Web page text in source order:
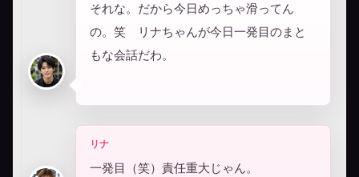
それな。だから今日めっちゃ滑ってん
の。笑 リナちゃんが今日一発目のまと
もな会話だわ。
リナ
一発目（笑）責任重大じゃん。